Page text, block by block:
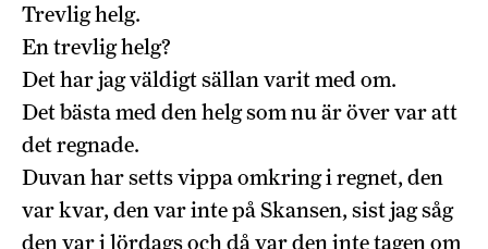
Trevlig helg.
En trevlig helg?
Det har jag väldigt sällan varit med om.
Det bästa med den helg som nu är över var att
det regnade.
Duvan har setts vippa omkring i regnet, den
var kvar, den var inte på Skansen, sist jag såg
den var i lördags och då var den inte tagen om